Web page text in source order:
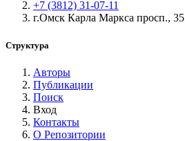
+7 (3812) 31-07-11
г.Омск Карла Маркса просп., 35
Структура
Авторы
Публикации
Поиск
Вход
Контакты
О Репозитории